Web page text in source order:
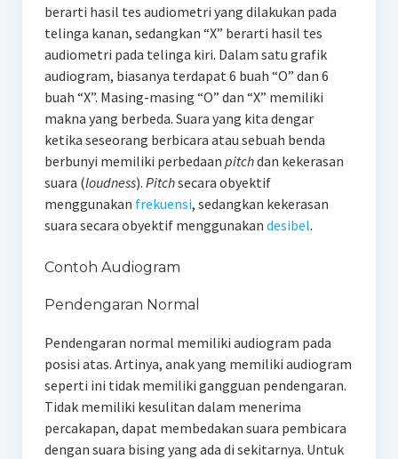
berarti hasil tes audiometri yang dilakukan pada
telinga kanan, sedangkan “X” berarti hasil tes
audiometri pada telinga kiri. Dalam satu grafik
audiogram, biasanya terdapat 6 buah “O” dan 6
buah “X”. Masing-masing “O” dan “X” memiliki
makna yang berbeda. Suara yang kita dengar
ketika seseorang berbicara atau sebuah benda
berbunyi memiliki perbedaan pitchdan kekerasan
suara (loudness). Pitchsecara obyektif
menggunakan frekuensi, sedangkan kekerasan
suara secara obyektif menggunakan desibel.
Contoh Audiogram
Pendengaran Normal
Pendengaran normal memiliki audiogram pada
posisi atas. Artinya, anak yang memiliki audiogram
seperti ini tidak memiliki gangguan pendengaran.
Tidak memiliki kesulitan dalam menerima
percakapan, dapat membedakan suara pembicara
dengan suara bising yang ada di sekitarnya. Untuk